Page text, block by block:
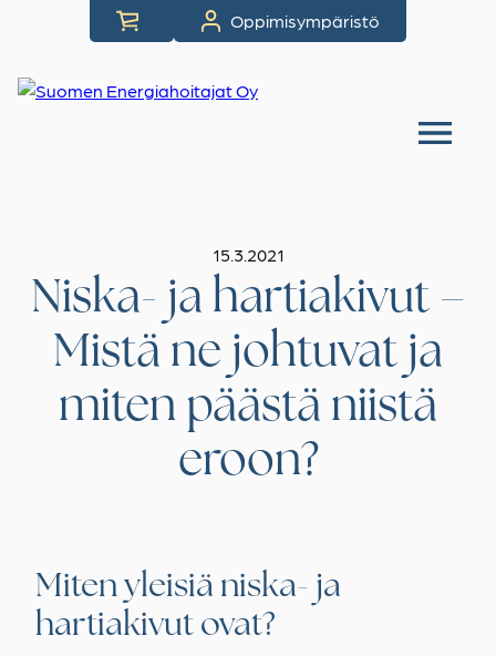
Oppimisympäristö
15.3.2021
Niska- ja hartiakivut –
Mistä ne johtuvat ja
miten päästä niistä
eroon?
Miten yleisiä niska- ja
hartiakivut ovat?